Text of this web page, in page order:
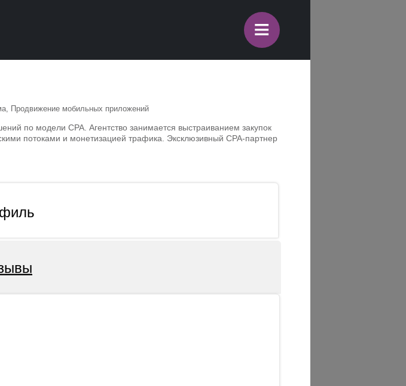
≡
Продвижение мобильных приложений
по модели CPA. Агентство занимается выстраиванием закупок
потоками и монетизацией трафика. Эксклюзивный CPA-партнер